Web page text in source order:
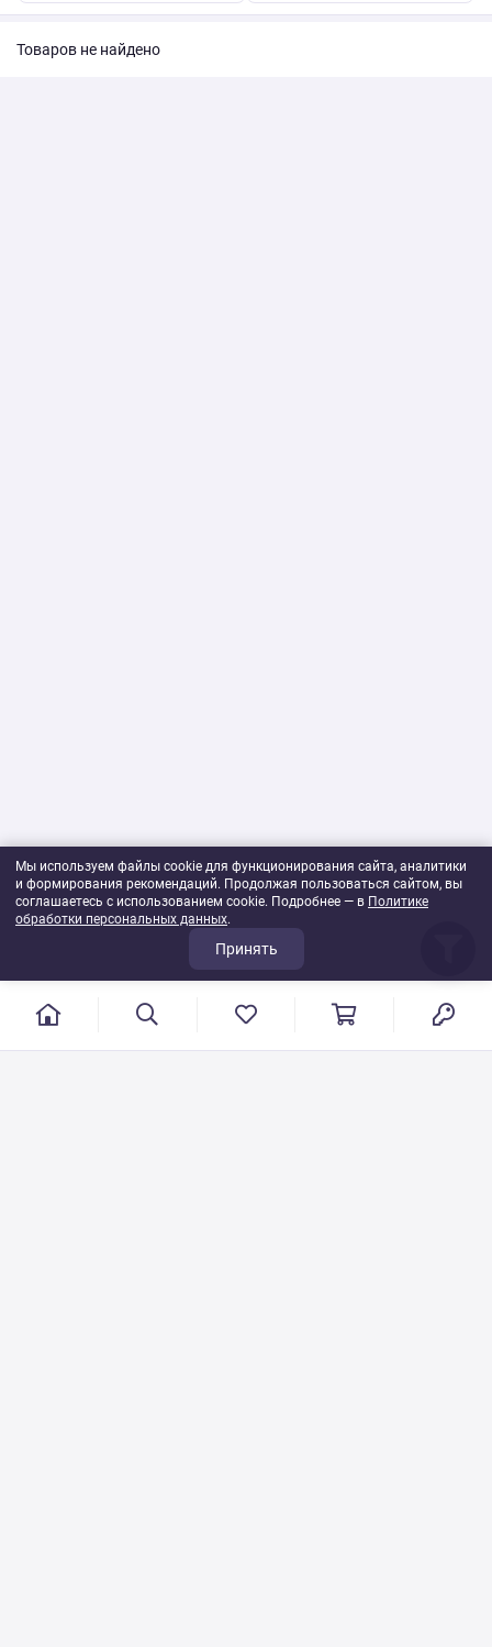
Товаров не найдено
Мы используем файлы cookie для функционирования сайта, аналитики
и формирования рекомендаций. Продолжая пользоваться сайтом, вы
соглашаетесь с использованием cookie. Подробнее — в Политике
обработки персональных данных.
Принять